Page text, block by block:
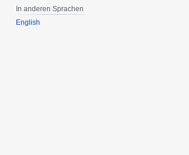
In anderen Sprachen
English